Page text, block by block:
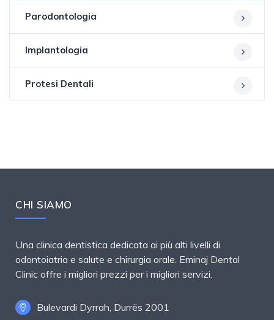
Parodontologia
Implantologia
Protesi Dentali
CHI SIAMO
Una clinica dentistica dedicata ai più alti livelli di
odontoiatria e salute e chirurgia orale. Eminaj Dental
Clinic offre i migliori prezzi per i migliori servizi.
Bulevardi Dyrrah, Durrës 2001